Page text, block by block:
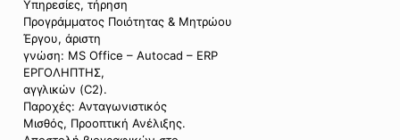
Υπηρεσίες, τήρηση
Προγράμματος Ποιότητας & Μητρώου
Έργου, άριστη
γνώση: MS Office – Autocad – ERP
ΕΡΓΟΛΗΠΤΗΣ,
αγγλικών (C2).
Παροχές: Ανταγωνιστικός
Μισθός, Προοπτική Ανέλιξης.